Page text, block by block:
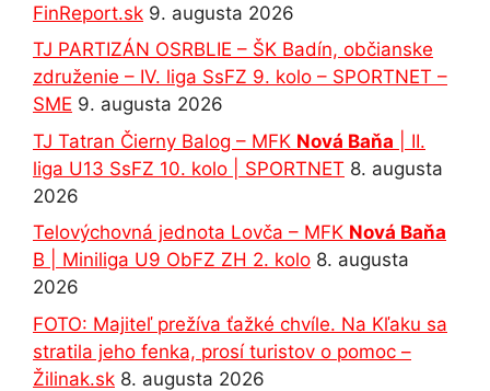
FinReport.sk 9. augusta 2026
TJ PARTIZÁN OSRBLIE – ŠK Badín, občianske
združenie – IV. liga SsFZ 9. kolo – SPORTNET –
SME 9. augusta 2026
TJ Tatran Čierny Balog – MFK Nová Baňa | II.
liga U13 SsFZ 10. kolo | SPORTNET 8. augusta
2026
Telovýchovná jednota Lovča – MFK Nová Baňa
B | Miniliga U9 ObFZ ZH 2. kolo 8. augusta
2026
FOTO: Majiteľ prežíva ťažké chvíle. Na Kľaku sa
stratila jeho fenka, prosí turistov o pomoc –
Žilinak.sk 8. augusta 2026